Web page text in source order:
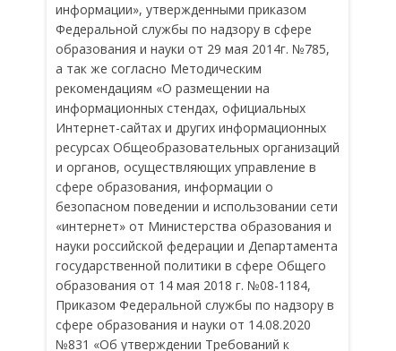
информации», утвержденными приказом
Федеральной службы по надзору в сфере
образования и науки от 29 мая 2014г. №785,
а так же согласно Методическим
рекомендациям «О размещении на
информационных стендах, официальных
Интернет-сайтах и других информационных
ресурсах Общеобразовательных организаций
и органов, осуществляющих управление в
сфере образования, информации о
безопасном поведении и использовании сети
«интернет» от Министерства образования и
науки российской федерации и Департамента
государственной политики в сфере Общего
образования от 14 мая 2018 г. №08-1184,
Приказом Федеральной службы по надзору в
сфере образования и науки от 14.08.2020
№831 «Об утверждении Требований к